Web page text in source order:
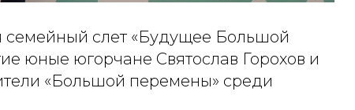
семейный слет «Будущее Большой
юные югорчане Святослав Горохов и
«Большой перемены» среди